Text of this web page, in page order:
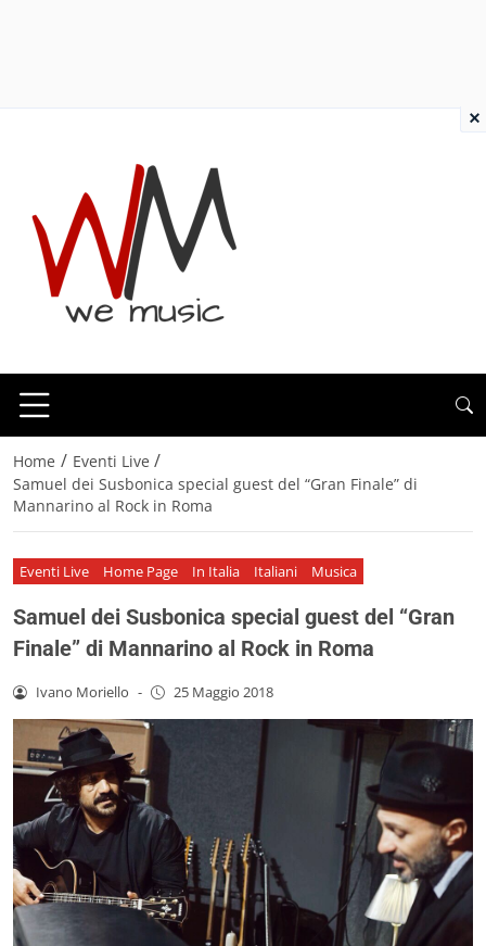
Home / Eventi Live /
Samuel dei Susbonica special guest del “Gran Finale” di
Mannarino al Rock in Roma
Eventi Live Home Page In Italia Italiani Musica
Samuel dei Susbonica special guest del “Gran
Finale” di Mannarino al Rock in Roma
Ivano Moriello - 25 Maggio 2018
×